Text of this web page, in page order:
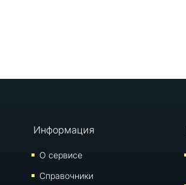
Информация
О сервисе
Справочники